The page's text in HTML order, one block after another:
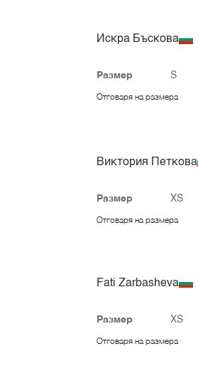
Искра Бъскова
Размер S
Отговаря на размера
Виктория Петкова
Размер XS
Отговаря на размера
Fati Zarbasheva
Размер XS
Отговаря на размера